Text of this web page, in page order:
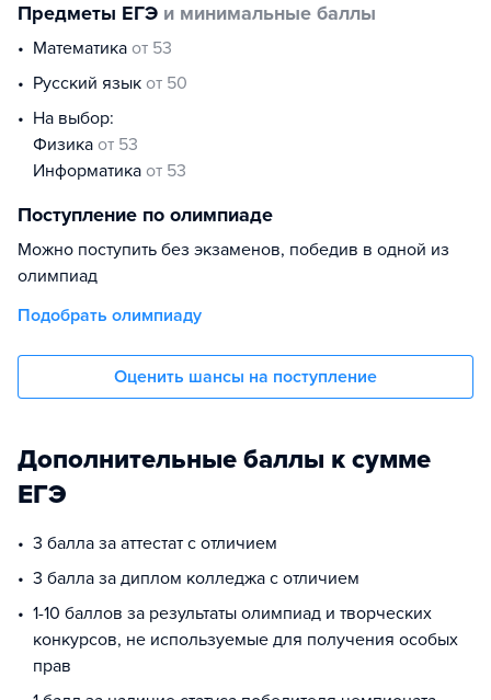
Предметы ЕГЭ и минимальные баллы
математика от 53
русский язык от 50
На выбор:
физика от 53
информатика от 53
Поступление по олимпиаде
Можно поступить без экзаменов, победив в одной из
олимпиад
Подобрать олимпиаду
Оценить шансы на поступление
Дополнительные баллы к сумме
ЕГЭ
3 балла за аттестат с отличием
3 балла за диплом колледжа с отличием
1-10 баллов за результаты олимпиад и творческих
конкурсов, не используемые для получения особых
прав